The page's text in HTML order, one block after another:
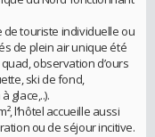
de touriste individuelle ou
de plein air unique été
observation d’ours
ski de fond,
glace,..).
l’hôtel accueille aussi
ou de séjour incitive.